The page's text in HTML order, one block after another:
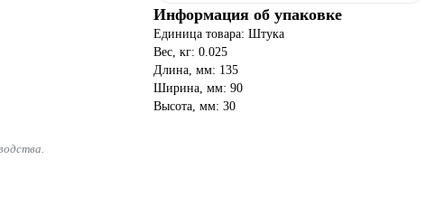
Информация об упаковке
Единица товара: Штука
Вес, кг: 0.025
Длина, мм: 135
Ширина, мм: 90
Высота, мм: 30